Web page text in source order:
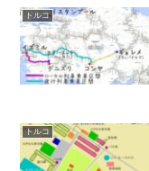
トルコ
トルコ